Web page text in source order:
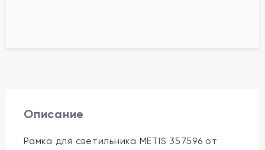
Описание
Рамка для светильника METIS 357596 от